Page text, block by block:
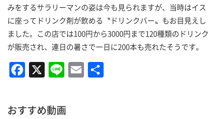
みをするサラリーマンの姿は今も見られますが、当時はイス
に座ってドリンク剤が飲める〝ドリンクバー〟もお目見えし
ました。この店では100円から3000円まで120種類のドリンク
が販売され、連日の暑さで一日に200本も売れたそうです。
F
a
c
X Li
n
e
E
m
おすすめ動画